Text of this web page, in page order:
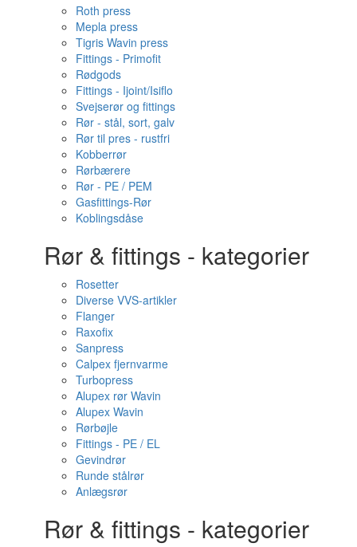
Roth press
Mepla press
Tigris Wavin press
Fittings - Primofit
Rødgods
Fittings - Ijoint/Isiflo
Svejserør og fittings
Rør - stål, sort, galv
Rør til pres - rustfri
Kobberrør
Rørbærere
Rør - PE / PEM
Gasfittings-Rør
Koblingsdåse
Rør & fittings - kategorier
Rosetter
Diverse VVS-artikler
Flanger
Raxofix
Sanpress
Calpex fjernvarme
Turbopress
Alupex rør Wavin
Alupex Wavin
Rørbøjle
Fittings - PE / EL
Gevindrør
Runde stålrør
Anlægsrør
Rør & fittings - kategorier